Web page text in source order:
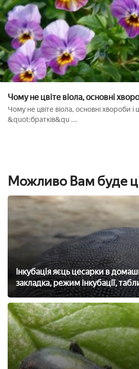
Чому не цвіте віола, основні
&quot;братків&quot;
Чому не цвіте віола, основні хвороби і
&quot;братків&qu ...
Можливо Вам буде
Інкубація яєць цесарки в
закладка, режим інкубації,